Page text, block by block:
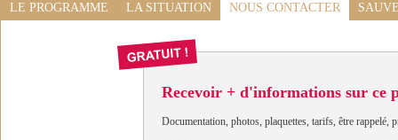
LE PROGRAMME LA SITUATION NOUS CONTACTER
Recevoir + d'informations sur ce
Documentation, photos, plaquettes, tarifs, être rappelé,